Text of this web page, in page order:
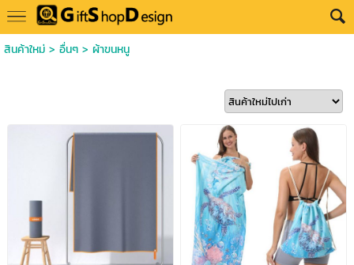
สินค้าใหม่> อื่นๆ> ผ้าขนหนู